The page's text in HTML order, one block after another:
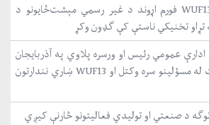
د افغانستان پلاوي د WUF13 فورم اړوند د غیر رسمي مېشت‌ځایونو د
تړاو تخنیکي ناستې کې ګډون وکړ
ادارې عمومي رئیس او ورسره پلاوي په آذربایجان
کې د تمیز دولتي شرکت له مسؤلینو سره وکتل او WUF13 ښاري نندارتون
توګه د صنعتي او تولیدي فعالیتونو څارنې کیږي